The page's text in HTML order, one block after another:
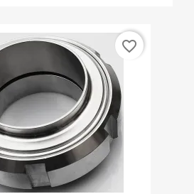
favorite_border